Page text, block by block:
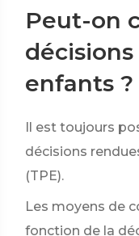
Peut-on
enfants ?
Il est toujours
décisions
(TPE).
Les moyens de
fonction de la